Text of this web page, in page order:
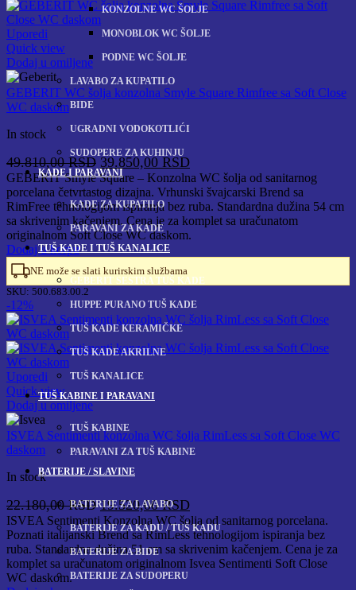
KONZOLNE WC ŠOLJE
MONOBLOK WC ŠOLJE
PODNE WC ŠOLJE
LAVABO ZA KUPATILO
BIDE
UGRADNI VODOKOTLIĆI
SUDOPERE ZA KUHINJU
KADE I PARAVANI
KADE ZA KUPATILO
PARAVANI ZA KADE
TUŠ KADE I TUŠ KANALICE
GEBERIT SESTRA TUŠ KADE
HUPPE PURANO TUŠ KADE
TUŠ KADE KERAMIČKE
TUŠ KADE AKRILNE
TUŠ KANALICE
TUŠ KABINE I PARAVANI
TUŠ KABINE
PARAVANI ZA TUŠ KABINE
BATERIJE / SLAVINE
BATERIJE ZA LAVABO
BATERIJE ZA KADU / TUŠ KADU
BATERIJE ZA BIDE
BATERIJE ZA SUDOPERU
Uporedi
Quick view
Dodaj u omiljene
GEBERIT WC šolja konzolna Smyle Square Rimfree sa Soft Close
WC daskom
In stock
49.810,00RSD Originalna
cena
je
bila:
49.810,00 RSD.
39.850,00 RSDTrenutna
cena
je:
39.850,00 RSD.
GEBERIT Smyle Square – Konzolna WC šolja od sanitarnog
porcelana četvrtastog dizajna. Vrhunski švajcarski Brend sa
RimFree tehnologijom ispiranja bez ruba. Standardna dužina 54 cm
sa skrivenim kačenjem. Cena je za komplet sa uračunatom
originalnom Soft Close WC daskom.
Dodaj u korpu
NE može se slati kurirskim službama
SKU: 500.683.00.2
-12%
Uporedi
Quick view
Dodaj u omiljene
ISVEA Sentimenti konzolna WC šolja RimLess sa Soft Close WC
daskom
In stock
22.180,00RSD Originalna
cena
je
bila:
22.180,00 RSD.
19.520,00RSDTrenutna
cena
je:
19.520,00 RSD.
ISVEA Sentimenti Konzolna WC šolja od sanitarnog porcelana.
Poznati italijanski Brend sa RimLess tehnologijom ispiranja bez
ruba. Standardna dužina 51 cm sa skrivenim kačenjem. Cena je za
komplet sa uračunatom originalnom Isvea Sentimenti Soft Close
WC daskom.